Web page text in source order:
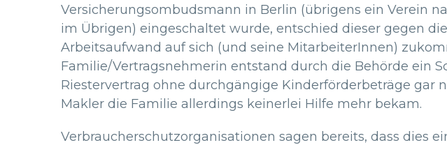
Versicherungsombudsmann in Berlin (übrigens ein Verein
im Übrigen) eingeschaltet wurde, entschied dieser gegen
Arbeitsaufwand auf sich (und seine MitarbeiterInnen)
Familie/Vertragsnehmerin entstand durch die Behörde ein
Riestervertrag ohne durchgängige Kinderförderbeträge gar
Makler die Familie allerdings keinerlei Hilfe mehr bekam.
Verbraucherschutzorganisationen sagen bereits, dass dies